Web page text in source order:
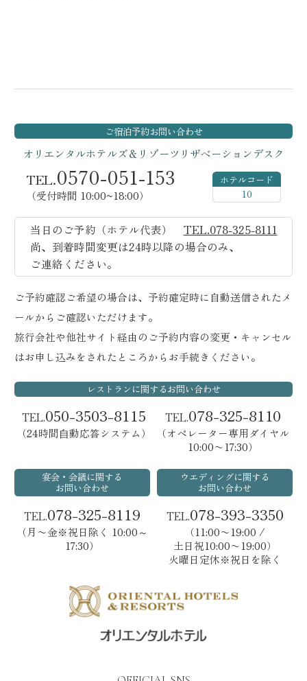
ご宿泊予約お問い合わせ
オリエンタルホテルズ＆リゾーツ リザベーションデスク
TEL.0570-051-153
（受付時間 10:00~18:00）
ホテルコード
10
当日のご予約（ホテル代表） TEL.078-325-8111
尚、到着時間変更は24時以降の場合のみ、
ご連絡ください。
ご予約確認ご希望の場合は、予約確定時に自動送信されたメ
ールからご確認いただけます。
旅行会社や他社サイト経由のご予約内容の変更・キャンセル
はお申し込みをされたところからお手続きください。
レストランに関するお問い合わせ
TEL.050-3503-8115
（24時間⾃動応答システム）
TEL.078-325-8110
（オペレーター専用ダイヤル
10:00〜17:30）
宴会・会議に関する
お問い合わせ
TEL.078-325-8119
（月〜金※祝日除く 10:00～
17:30）
ウエディングに関する
お問い合わせ
TEL.078-393-3350
（11:00〜19:00 /
土日祝10:00〜19:00）
火曜日定休※祝日を除く